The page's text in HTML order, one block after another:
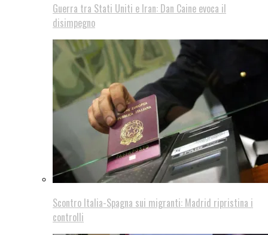
Guerra tra Stati Uniti e Iran: Dan Caine evoca il
disimpegno
Scontro Italia-Spagna sui migranti: Madrid ripristina i
controlli